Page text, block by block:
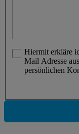
Hiermit erkläre
Mail Adresse
persönlichen